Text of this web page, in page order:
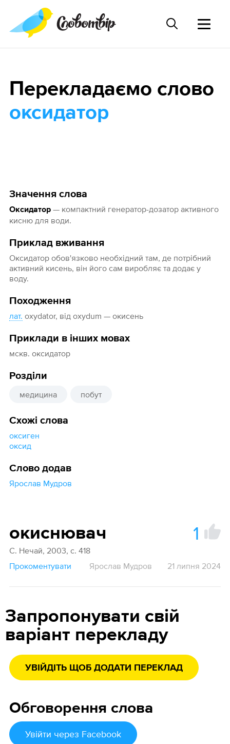
Значення слова
Оксидатор— компактний генератор-дозатор активного
кисню для води.
Приклад вживання
Оксидатор обов'язково необхідний там, де потрібний
активний кисень, він його сам виробляє та додає у
воду.
Походження
лат. oxydator, від oxydum — окисень
Приклади в інших мовах
мскв. оксидатор
Розділи
медицина побут
Схожі слова
оксиген
оксид
Слово додав
Ярослав Мудров
Перекладаємо слово
оксидатор
окиснювач 1
С. Нечай, 2003, с. 418
Прокоментувати
Ярослав Мудров 21 липня 2024
Запропонувати свій
варіант перекладу
УВІЙДІТЬ ЩОБ ДОДАТИ ПЕРЕКЛАД
Обговорення слова
Увійти через Facebook